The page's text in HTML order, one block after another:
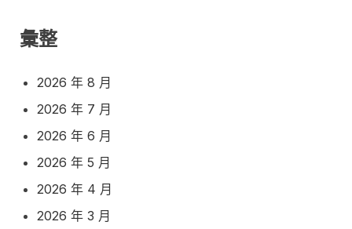
彙整
2026 年 8 月
2026 年 7 月
2026 年 6 月
2026 年 5 月
2026 年 4 月
2026 年 3 月